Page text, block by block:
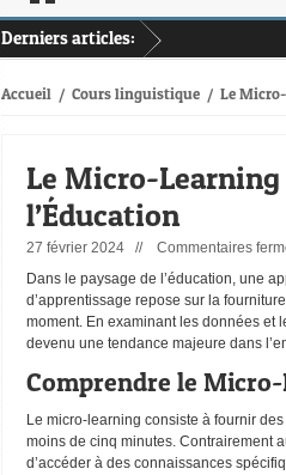
Derniers articles:
Accueil / Cours linguistique / Le
Le Micro-Learning
l’Éducation
27 février 2024 // Commentaires
Dans le paysage de l’éducation, une
d’apprentissage repose sur la
moment. En examinant les données et
devenu une tendance majeure dans
Comprendre le
Le micro-learning consiste à fournir
moins de cinq minutes. Contrairement
d’accéder à des connaissances